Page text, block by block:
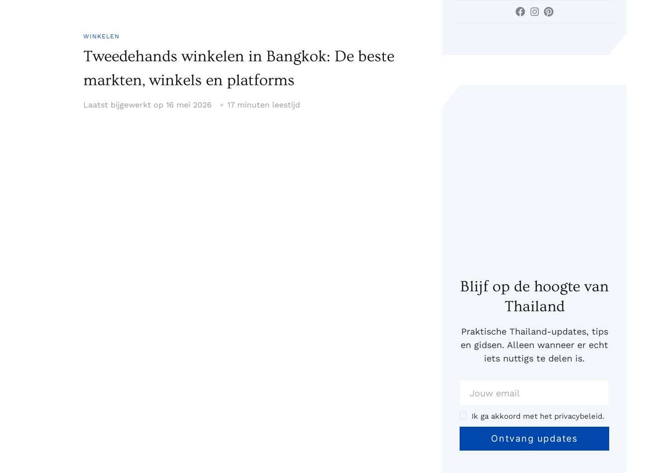
WINKELEN
Tweedehands winkelen in Bangkok: De beste
markten, winkels en platforms
Laatst bijgewerkt op 16 mei 2026 17 minuten leestijd
Blijf op de hoogte van
Thailand
Praktische Thailand-updates, tips
en gidsen. Alleen wanneer er echt
iets nuttigs te delen is.
Ik ga akkoord met het privacybeleid.